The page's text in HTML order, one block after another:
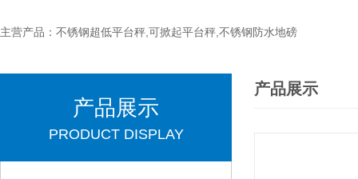
主营产品：不锈钢超低平台秤,可掀起平台秤,不锈钢防水地磅
产品展示
PRODUCT DISPLAY
产品展示